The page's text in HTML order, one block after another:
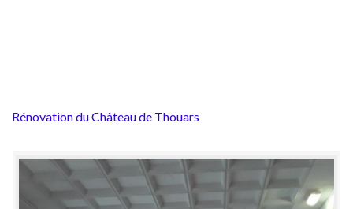
Rénovation du Château de Thouars